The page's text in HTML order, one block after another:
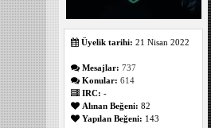
Üyelik tarihi: 21 Nisan 2022
Mesajlar: 737
Konular: 614
IRC: -
Alınan Beğeni: 82
Yapılan Beğeni: 143